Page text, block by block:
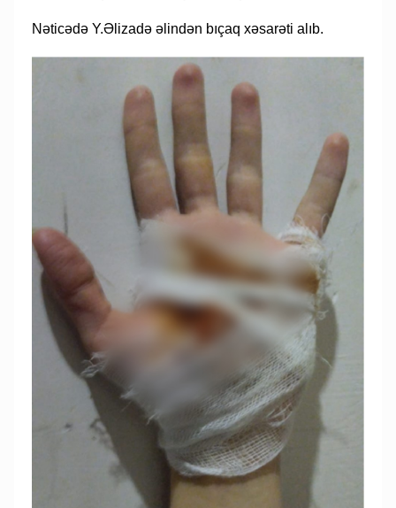
Nəticədə Y.Əlizadə əlindən bıçaq xəsarəti alıb.